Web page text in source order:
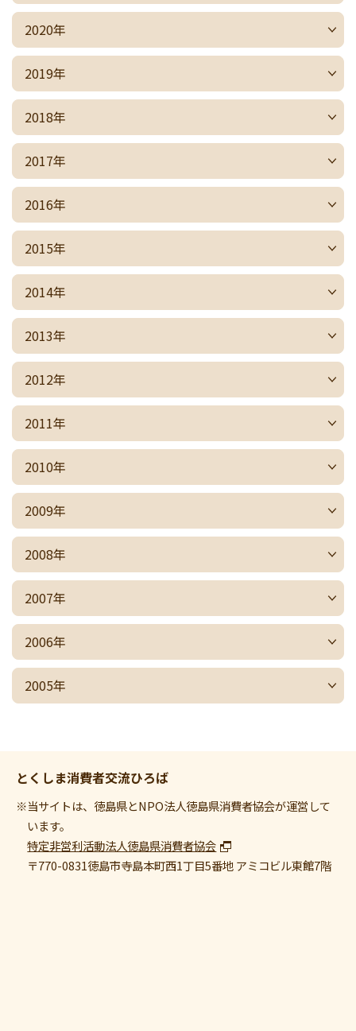
2020年
2019年
2018年
2017年
2016年
2015年
2014年
2013年
2012年
2011年
2010年
2009年
2008年
2007年
2006年
2005年
とくしま消費者交流ひろば
※当サイトは、徳島県とNPO法人徳島県消費者協会が運営して
います。
特定非営利活動法人徳島県消費者協会
〒770-0831徳島市寺島本町西1丁目5番地 アミコビル東館7階